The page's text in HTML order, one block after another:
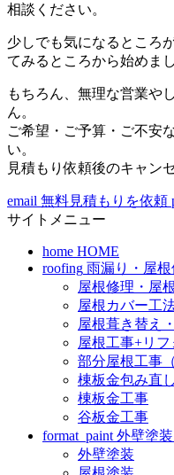
相談ください。
少しでも気になるところ
てみるところから始めまし
もちろん、無理な営業や
ん。
ご希望・ご予算・ご不安
い。
見積もり依頼後のキャン
email 無料見積もりを依頼
サイトメニュー
home HOME
roofing 雨漏り・屋
屋根修理・屋
屋根カバー工
屋根葺き替え
屋根工事+リ
部分屋根工事
棟板金包み直
棟板金工事
谷板金工事
format_paint 外壁塗
外壁塗装